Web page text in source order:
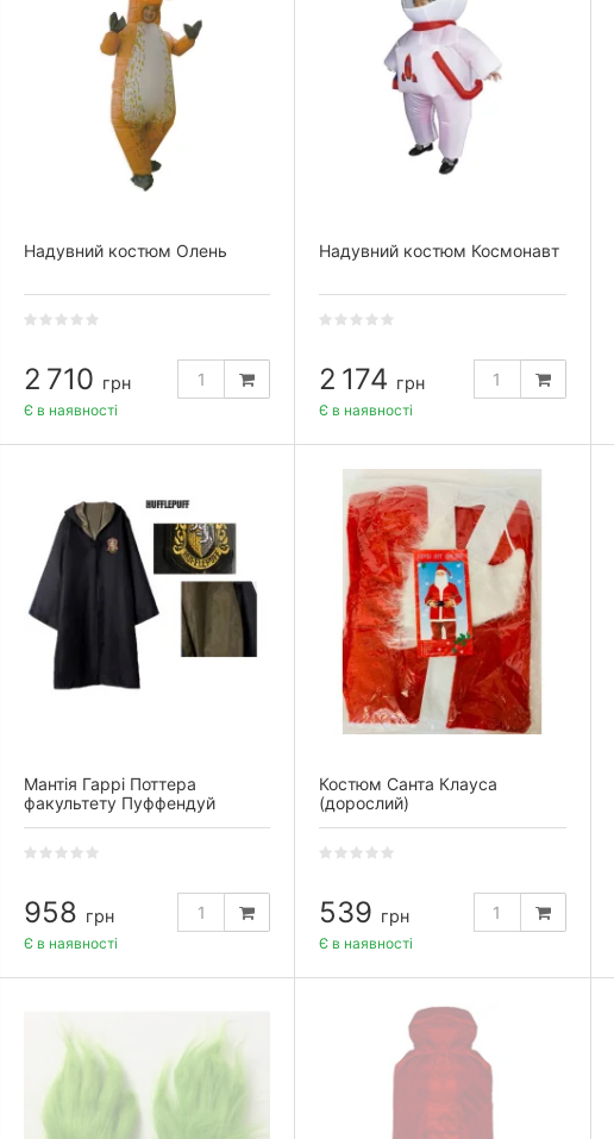
Надувний костюм Олень
2 710 грн
Є в наявності
Надувний костюм Космонавт
2 174 грн
Є в наявності
Мантія Гаррі Поттера
факультету Пуффендуй
958 грн
Є в наявності
Костюм Санта Клауса
(дорослий)
539 грн
Є в наявності